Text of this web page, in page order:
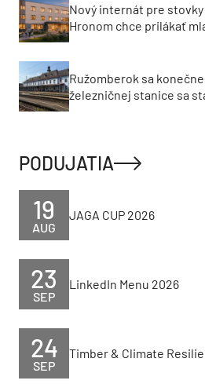
Nový internát pre
Hronom chce prilákať
Ružomberok sa
železničnej stanice sa
PODUJATIA
AUG
19 JAGA CUP 2026
SEP
23 LinkedIn Menu 2026
SEP
24 Timber & Climate